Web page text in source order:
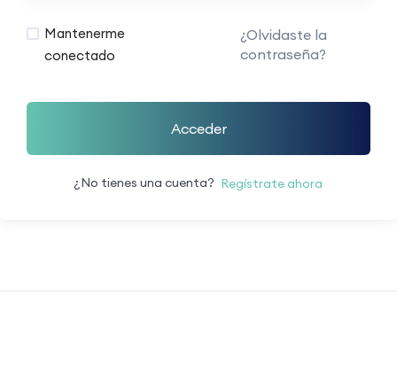
Mantenerme
conectado
¿Olvidaste la
contraseña?
Acceder
¿No tienes una cuenta? Regístrate ahora